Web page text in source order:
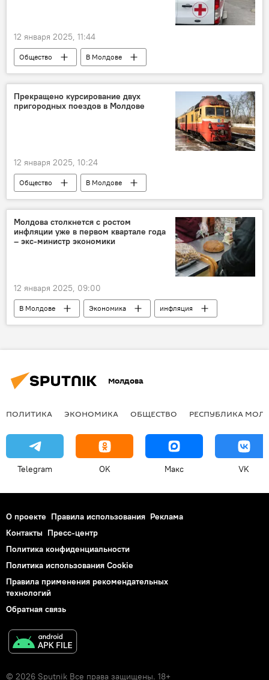
12 января 2025, 11:44
Общество
В Молдове
Приднестровье
энергетика кризис
Прекращено курсирование двух
пригородных поездов в Молдове
12 января 2025, 10:24
Общество
В Молдове
железная дорога
кризис
Молдова столкнется с ростом
инфляции уже в первом квартале года
– экс-министр экономики
12 января 2025, 09:00
В Молдове Экономика
инфляция
кредиты
Александр Муравский
Молдова
ПОЛИТИКА ЭКОНОМИКА ОБЩЕСТВО РЕСПУБЛИКА
Telegram OK Макс VK
О проекте Правила использования Реклама
Контакты Пресс-центр
Политика конфиденциальности
Политика использования Cookie
Правила применения рекомендательных
технологий
Обратная связь
© 2026 Sputnik Все права защищены. 18+